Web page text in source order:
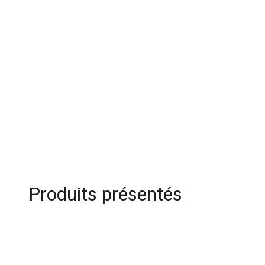
Produits présentés